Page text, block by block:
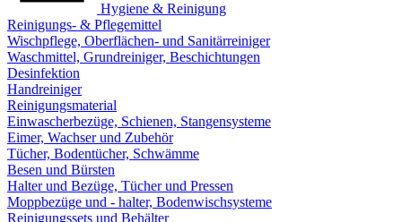
Hygiene & Reinigung
Reinigungs- & Pflegemittel
Wischpflege, Oberflächen- und Sanitärreiniger
Waschmittel, Grundreiniger, Beschichtungen
Desinfektion
Handreiniger
Reinigungsmaterial
Einwascherbezüge, Schienen, Stangensysteme
Eimer, Wachser und Zubehör
Tücher, Bodentücher, Schwämme
Besen und Bürsten
Halter und Bezüge, Tücher und Pressen
Moppbezüge und - halter, Bodenwischsysteme
Reinigungssets und Behälter